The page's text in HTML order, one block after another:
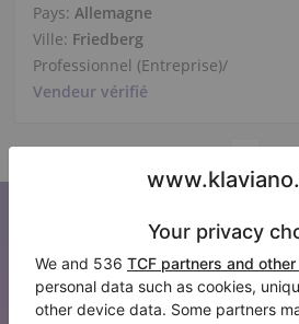
Pays: Allemagne
Ville: Friedberg
Professionnel (Entreprise)/
Vendeur vérifié
Restez au courant de toutes les